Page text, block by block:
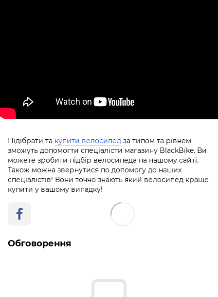
Підібрати та купити велосипед за типом та рівнем
зможуть допомогти спеціалісти магазину BlackBike. Ви
можете зробити підбір велосипеда на нашому сайті.
Також можна звернутися по допомогу до наших
спеціалістів! Вони точно знають який велосипед краще
купити у вашому випадку!
Обговорення